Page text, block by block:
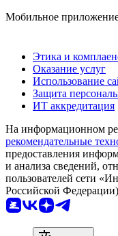
Мобильное
Этика и
Оказание услуг
Использование
Защита
ИТ аккредитация
На информационном
рекомендательные
предоставления
и анализа сведений,
пользователей сети
Российской Федерации)